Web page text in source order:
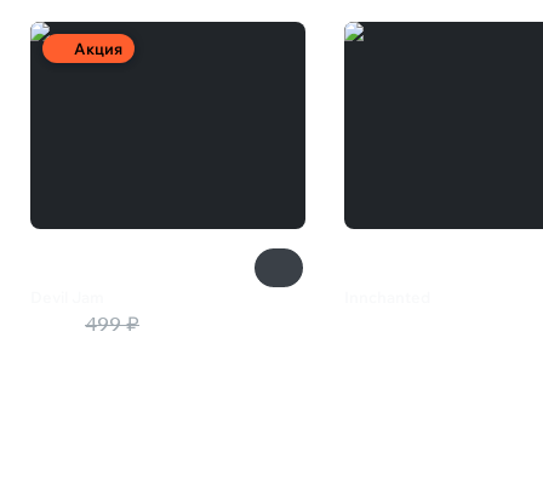
Акция
499 ₽